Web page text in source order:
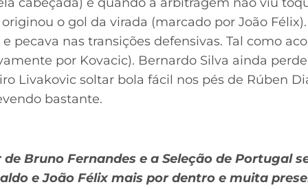
o gol da virada (marcado por João
pecava nas transições defensivas. Tal como
por Kovacic). Bernardo Silva ainda
Livakovic soltar bola fácil nos pés de Rúben
bastante.
Bruno Fernandes e a Seleção de Portugal
e João Félix mais por dentro e muita